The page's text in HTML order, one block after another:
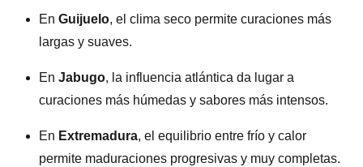
En Guijuelo, el clima seco permite curaciones más
largas y suaves.
En Jabugo, la influencia atlántica da lugar a
curaciones más húmedas y sabores más intensos.
En Extremadura, el equilibrio entre frío y calor
permite maduraciones progresivas y muy completas.